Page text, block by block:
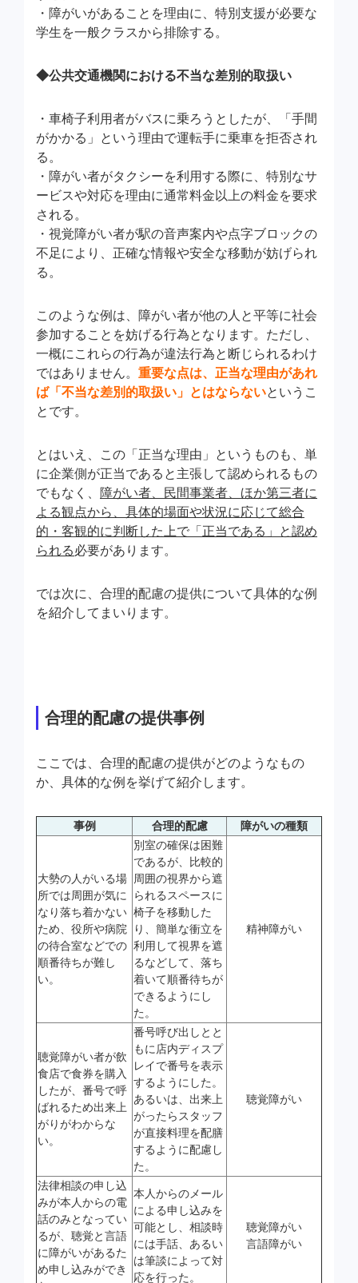
・障がいがあることを理由に、特別支援が必要な
学生を一般クラスから排除する。
◆公共交通機関における不当な差別的取扱い
・車椅子利用者がバスに乗ろうとしたが、「手間
がかかる」という理由で運転手に乗車を拒否され
る。
・障がい者がタクシーを利用する際に、特別なサ
ービスや対応を理由に通常料金以上の料金を要求
される。
・視覚障がい者が駅の音声案内や点字ブロックの
不足により、正確な情報や安全な移動が妨げられ
る。
このような例は、障がい者が他の人と平等に社会
参加することを妨げる行為となります。ただし、
一概にこれらの行為が違法行為と断じられるわけ
ではありません。 重要な点は、正当な理由があれ
ば「不当な差別的取扱い」とはならないというこ
とです。
とはいえ、この「正当な理由」というものも、単
に企業側が正当であると主張して認められるもの
でもなく、 障がい者、民間事業者、ほか第三者に
よる観点から、具体的場面や状況に応じて総合
的・客観的に判断した上で「正当である」と認め
られる必要があります。
では次に、合理的配慮の提供について具体的な例
を紹介してまいります。
合理的配慮の提供事例
ここでは、合理的配慮の提供がどのようなもの
か、具体的な例を挙げて紹介します。
事例 合理的配慮 障がいの種類
大勢の人がいる場
所では周囲が気に
なり落ち着かない
ため、役所や病院
の待合室などでの
順番待ちが難し
い。
別室の確保は困難
であるが、比較的
周囲の視界から遮
られるスペースに
椅子を移動した
り、簡単な衝立を
利用して視界を遮
るなどして、落ち
着いて順番待ちが
できるようにし
た。
精神障がい
聴覚障がい者が飲
食店で食券を購入
したが、番号で呼
ばれるため出来上
がりがわからな
い。
番号呼び出しとと
もに店内ディスプ
レイで番号を表示
するようにした。
あるいは、出来上
がったらスタッフ
が直接料理を配膳
するように配慮し
た。
聴覚障がい
法律相談の申し込
みが本人からの電
話のみとなってい
るが、聴覚と言語
に障がいがあるた
め申し込みができ
本人からのメール
による申し込みを
可能とし、相談時
には手話、あるい
は筆談によって対
応を行った。
聴覚障がい
言語障がい